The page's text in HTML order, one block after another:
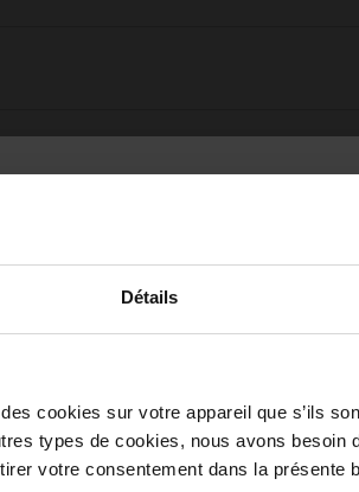
Détails
cookies sur votre appareil que s’ils
types de cookies, nous avons besoin
votre consentement dans la présente
votre pays